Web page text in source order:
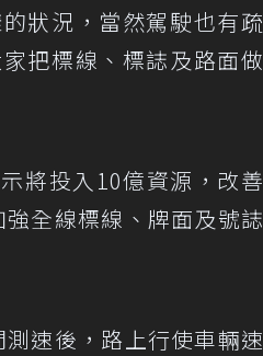
狀況，當然駕駛也有疏
把標線、標誌及路面做
將投入10億資源，改善
全線標線、牌面及號誌
速後，路上行使車輛速